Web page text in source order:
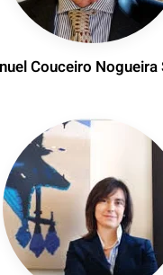
Couceiro Nogueira